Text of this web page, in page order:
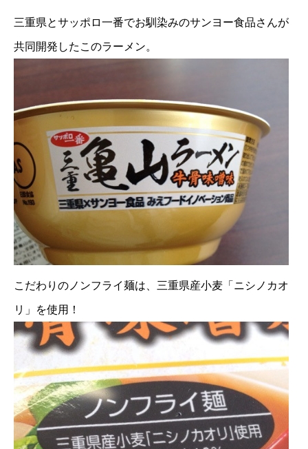
三重県とサッポロ一番でお馴染みのサンヨー食品さんが
共同開発したこのラーメン。
こだわりのノンフライ麺は、三重県産小麦「ニシノカオ
リ」を使用！